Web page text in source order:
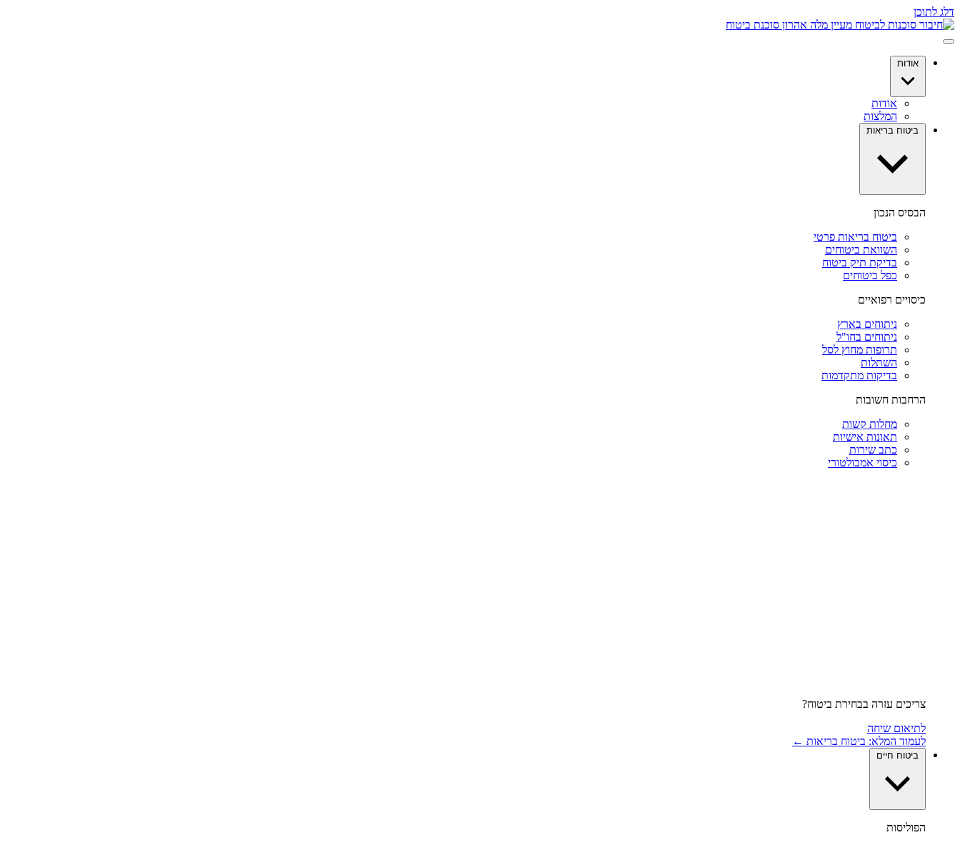
דלג לתוכן
אודות
אודות
המלצות
ביטוח בריאות
הבסיס הנכון
ביטוח בריאות פרטי
השוואת ביטוחים
בדיקת תיק ביטוח
כפל ביטוחים
כיסויים רפואיים
ניתוחים בארץ
ניתוחים בחו"ל
תרופות מחוץ לסל
השתלות
בדיקות מתקדמות
הרחבות חשובות
מחלות קשות
תאונות אישיות
כתב שירות
כיסוי אמבולטורי
צריכים עזרה בבחירת ביטוח?
לתיאום שיחה
לעמוד המלא: ביטוח בריאות ←
ביטוח חיים
הפוליסות